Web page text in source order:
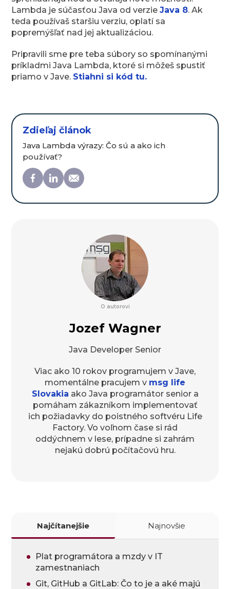
Lambda je súčasťou Java od verzieJava 8. Ak
teda používaš staršiu verziu, oplatí sa
popremýšľať nad jej aktualizáciou.
Pripravili sme pre teba súbory so spomínanými
príkladmi Java Lambda, ktoré si môžeš spustiť
priamo v Jave. Stiahni si kód tu.
Zdieľaj článok
Java Lambda výrazy: Čo sú a ako ich
používať?
O autorovi
Jozef Wagner
Java Developer Senior
Viac ako 10 rokov programujem v Jave,
momentálne pracujem v msg life
Slovakia ako Java programátor senior a
pomáham zákazníkom implementovať
ich požiadavky do poistného softvéru Life
Factory. Vo voľnom čase si rád
oddýchnem v lese, prípadne si zahrám
nejakú dobrú počítačovú hru.
Najčítanejšie Najnovšie
Plat programátora a mzdy v IT
zamestnaniach
Git, GitHub a GitLab: Čo to je a aké majú